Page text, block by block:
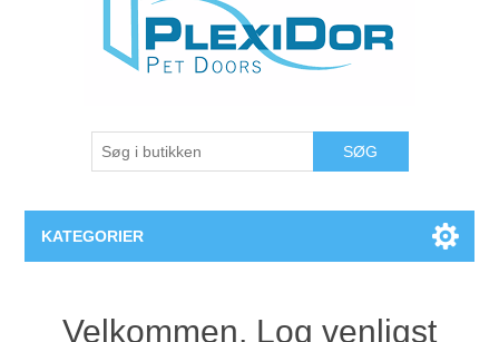
SØG
KATEGORIER
Velkommen, Log venligst